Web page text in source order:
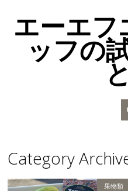
エーエフ
ッフの
Main menu
Category
果物類